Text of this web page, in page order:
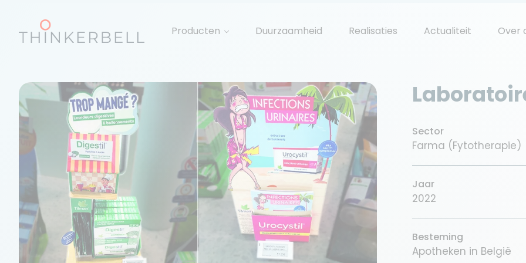
Producten Duurzaamheid Realisaties Actualiteit Over
Sector
Farma (Fytotherapie)
Jaar
2022
Besteming
Apotheken in België